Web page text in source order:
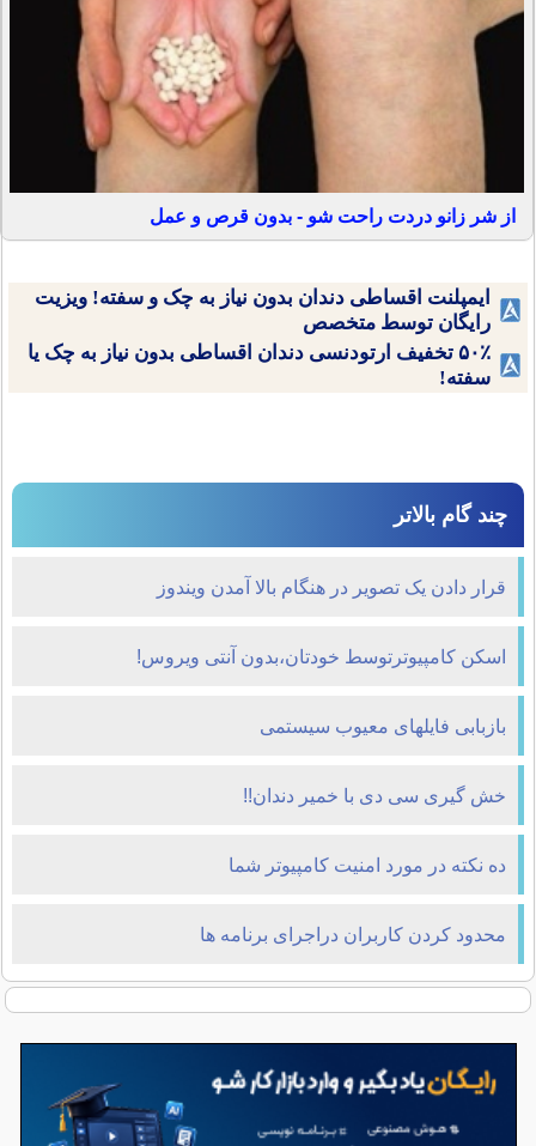
از شر زانو دردت راحت شو - بدون قرص و عمل
ایمپلنت اقساطی دندان بدون نیاز به چک و سفته! ویزیت
رایگان توسط متخصص
۵۰٪ تخفیف ارتودنسی دندان اقساطی بدون نیاز به چک یا
سفته!
چند گام بالاتر
قرار دادن یک تصوير در هنگام بالا آمدن ويندوز
اسکن کامپیوترتوسط خودتان،بدون آنتی ویروس!
بازبابی فايلهای معيوب سيستمی
خش گیری سی دی با خمیر دندان!!
ده نكته در مورد امنيت كامپيوتر شما
محدود کردن کاربران دراجرای برنامه ها